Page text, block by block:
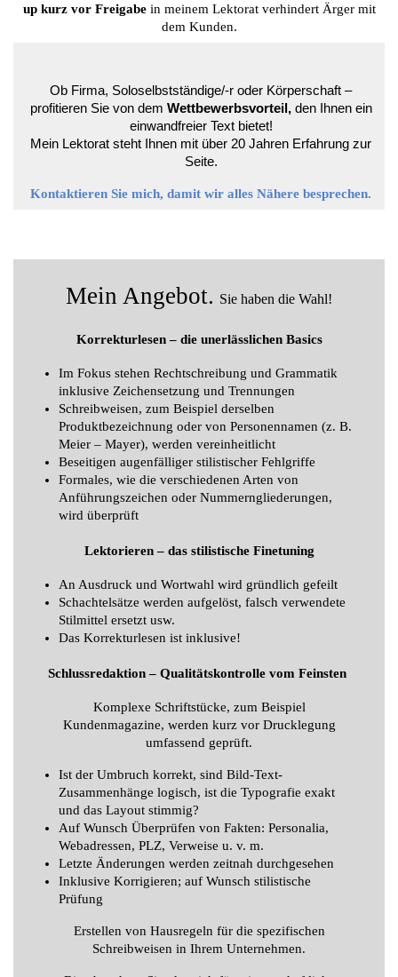
up kurz vor Freigabein meinem Lektorat verhindert Ärger mit
dem Kunden.
Ob Firma, Soloselbstständige/-r oder Körperschaft –
profitieren Sie von dem Wettbewerbsvorteil,den Ihnen ein
einwandfreier Text bietet!
Mein Lektorat steht Ihnen mit über 20 Jahren Erfahrung zur
Seite.
Kontaktieren Sie mich, damit wir alles Nähere besprechen.
Mein Angebot. Sie haben die Wahl!
Korrekturlesen – die unerlässlichen Basics
Im Fokus stehen Rechtschreibung und Grammatik
inklusive Zeichensetzung und Trennungen
Schreibweisen, zum Beispiel derselben
Produktbezeichnung oder von Personennamen (z. B.
Meier – Mayer), werden vereinheitlicht
Beseitigen augenfälliger stilistischer Fehlgriffe
Formales, wie die verschiedenen Arten von
Anführungszeichen oder Nummerngliederungen,
wird überprüft
Lektorieren – das stilistische Finetuning
An Ausdruck und Wortwahl wird gründlich gefeilt
Schachtelsätze werden aufgelöst, falsch verwendete
Stilmittel ersetzt usw.
Das Korrekturlesen ist inklusive!
Schlussredaktion – Qualitätskontrolle vom Feinsten
Komplexe Schriftstücke, zum Beispiel
Kundenmagazine, werden kurz vor Drucklegung
umfassend geprüft.
Ist der Umbruch korrekt, sind Bild-Text-
Zusammenhänge logisch, ist die Typografie exakt
und das Layout stimmig?
Auf Wunsch Überprüfen von Fakten: Personalia,
Webadressen, PLZ, Verweise u. v. m.
Letzte Änderungen werden zeitnah durchgesehen
Inklusive Korrigieren; auf Wunsch stilistische
Prüfung
Erstellen von Hausregeln für die spezifischen
Schreibweisen in Ihrem Unternehmen.